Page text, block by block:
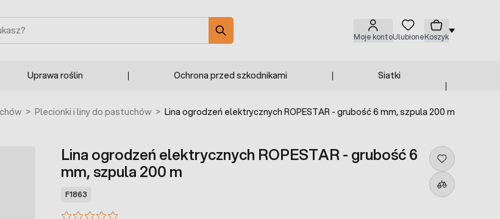
Moje kontoUlubioneKoszyk
Uprawa roślin Ochrona przed szkodnikami Siatki
> Plecionki i liny do pastuchów > Lina ogrodzeń elektrycznych ROPESTAR - grubość 6 mm, szpula 200 m
Lina ogrodzeń elektrycznych ROPESTAR - grubość 6
mm, szpula 200 m
F1863